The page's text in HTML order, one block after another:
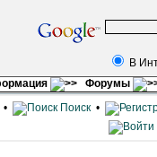
В
Форумы
• Поиск •